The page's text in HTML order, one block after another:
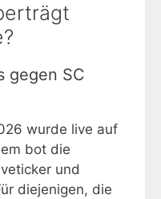
gegen SC
wurde live auf
bot die
und
diejenigen, die